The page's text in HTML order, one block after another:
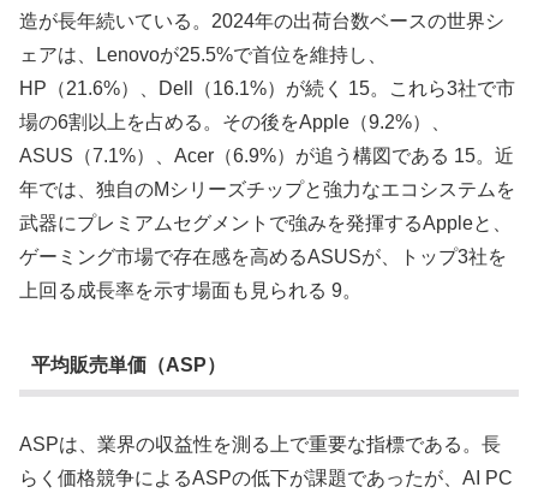
造が長年続いている。2024年の出荷台数ベースの世界シ
ェアは、Lenovoが25.5%で首位を維持し、
HP（21.6%）、Dell（16.1%）が続く 15。これら3社で市
場の6割以上を占める。その後をApple（9.2%）、
ASUS（7.1%）、Acer（6.9%）が追う構図である 15。近
年では、独自のMシリーズチップと強力なエコシステムを
武器にプレミアムセグメントで強みを発揮するAppleと、
ゲーミング市場で存在感を高めるASUSが、トップ3社を
上回る成長率を示す場面も見られる 9。
平均販売単価（ASP）
ASPは、業界の収益性を測る上で重要な指標である。長
らく価格競争によるASPの低下が課題であったが、AI PC